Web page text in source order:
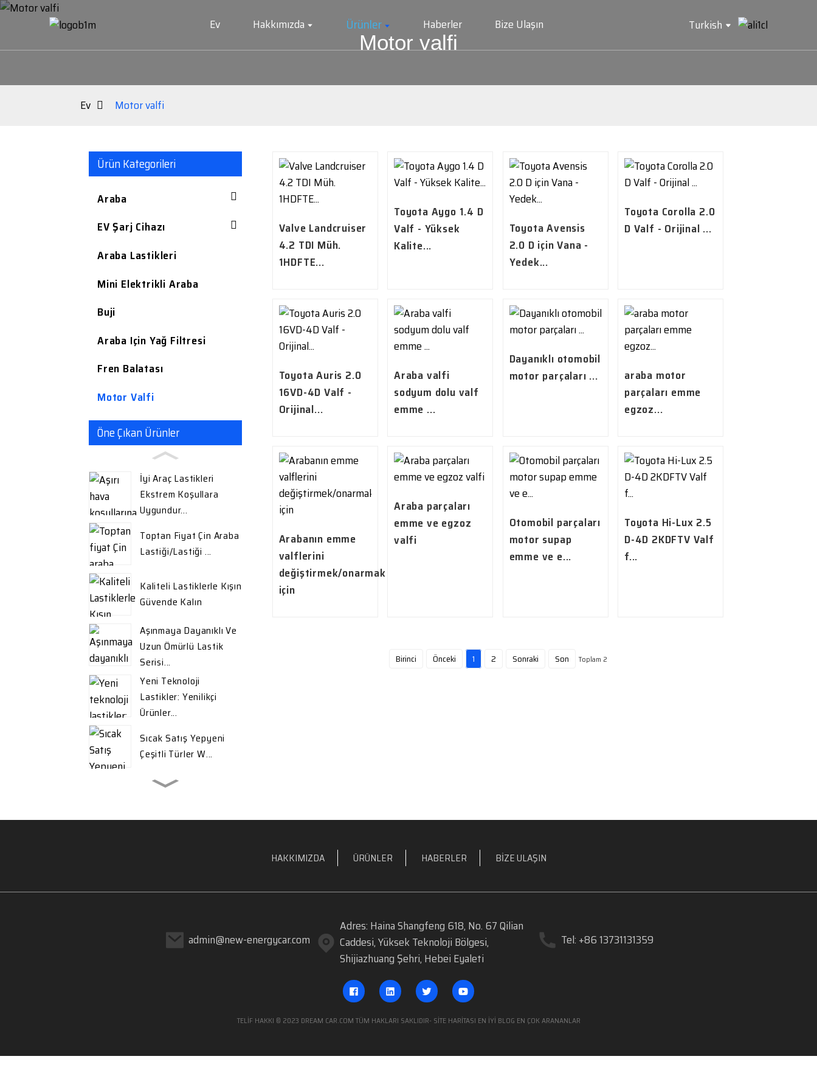
Ev Hakkımızda Ürünler Haberler Bize Ulaşın Turkish
Motor valfi
Ev Motor valfi
Ürün Kategorileri
Araba
EV Şarj Cihazı
Araba Lastikleri
Mini Elektrikli Araba
Buji
Araba Için Yağ Filtresi
Fren Balatası
Motor Valfi
Öne Çıkan Ürünler
İyi Araç Lastikleri
Ekstrem Koşullara
Uygundur...
Toptan Fiyat Çin Araba
Lastiği/lastiği ...
Kaliteli Lastiklerle Kışın
Güvende Kalın
Aşınmaya Dayanıklı Ve
Uzun Ömürlü Lastik
Serisi...
Yeni Teknoloji
Lastikler: Yenilikçi
Ürünler...
Sıcak Satış Yepyeni
Çeşitli Türler W...
İhracat İçin Yüksek
Valve Landcruiser 4.2
Toyota Aygo 1.4 D Valf
Valve Landcruiser
4.2 TDI Müh.
1HDFTE...
Toyota Aygo 1.4 D
Valf - Yüksek
Kalite...
Toyota Avensis
2.0 D için Vana -
Yedek...
Toyota Corolla 2.0
D Valf - Orijinal ...
Toyota Auris 2.0
16VD-4D Valf -
Orijinal...
Araba valfi
sodyum dolu valf
emme ...
Dayanıklı otomobil
motor parçaları ...
araba motor
parçaları emme
egzoz...
Arabanın emme
valflerini
değiştirmek/onarmak
için
Araba parçaları
emme ve egzoz
valfi
Otomobil parçaları
motor supap
emme ve e...
Toyota Hi-Lux 2.5
D-4D 2KDFTV Valf
f...
Birinci Önceki 1 2 Sonraki Son Toplam 2
HAKKIMIZDA ÜRÜNLER HABERLER BIZE ULAŞIN
admin@new-energycar.com
Adres: Haina Shangfeng 618, No. 67 Qilian
Caddesi, Yüksek Teknoloji Bölgesi,
Shijiazhuang Şehri, Hebei Eyaleti
Tel: +86 13731131359
TELIF HAKKI © 2023 DREAM CAR.COM TÜM HAKLARI SAKLIDIR- SITE HARITASI EN İYİ BLOG EN ÇOK ARANANLAR